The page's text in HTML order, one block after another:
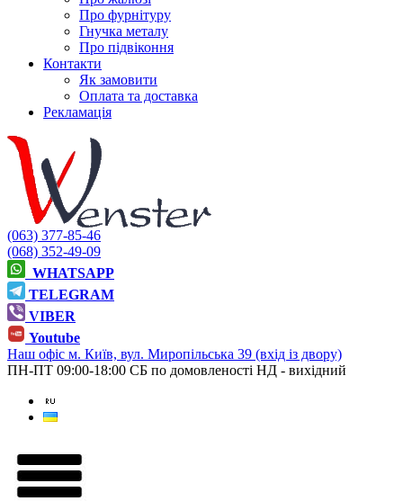
Про фурнітуру
Гнучка металу
Про підвіконня
Контакти
Як замовити
Оплата та доставка
Рекламація
(063) 377-85-46
(068) 352-49-09
WHATSAPP
TELEGRAM
VIBER
Youtube
Наш офіс м. Київ, вул. Миропільська 39 (вхід із двору)
ПН-ПТ 09:00-18:00 СБ по домовленості НД - вихідний